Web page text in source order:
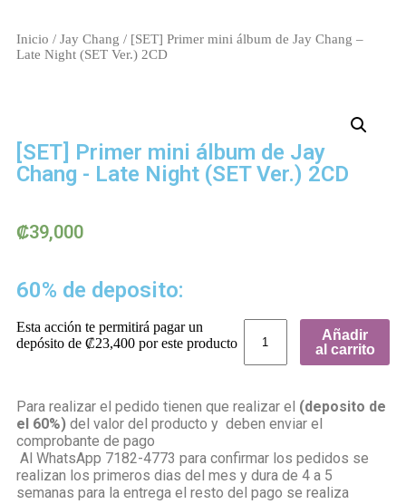
Inicio / Jay Chang / [SET] Primer mini álbum de Jay Chang –
Late Night (SET Ver.) 2CD
[SET] Primer mini álbum de Jay
Chang - Late Night (SET Ver.) 2CD
₡39,000
60% de deposito:
Esta acción te permitirá pagar un
depósito de ₡23,400 por este producto
Añadir
al carrito
Para realizar el pedido tienen que realizar el (deposito de
el 60%) del valor del producto y deben enviar el
comprobante de pago
Al WhatsApp 7182-4773 para confirmar los pedidos se
realizan los primeros dias del mes y dura de 4 a 5
semanas para la entrega el resto del pago se realiza